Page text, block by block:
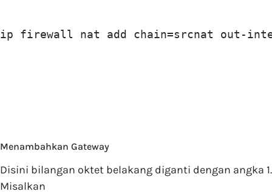
ip firewall nat add chain=srcnat out-
Menambahkan Gateway
Disini bilangan oktet belakang diganti dengan angka 1.
Misalkan